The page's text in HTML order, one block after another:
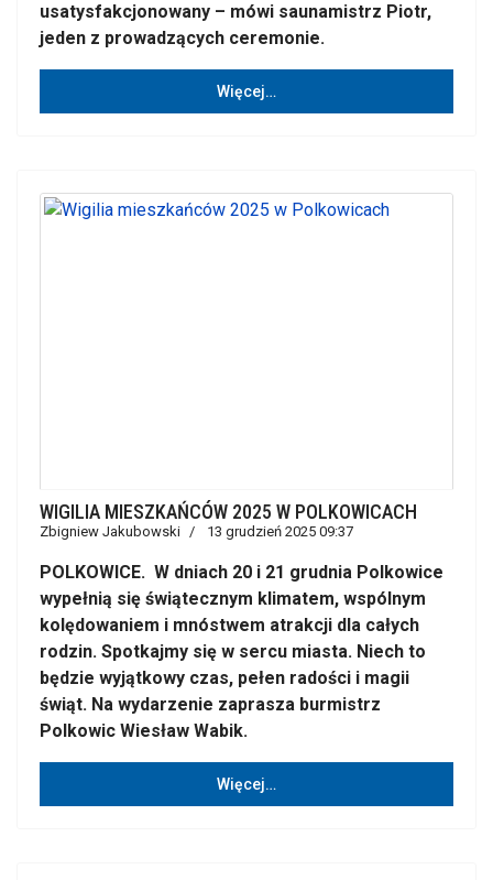
usatysfakcjonowany – mówi saunamistrz Piotr,
jeden z prowadzących ceremonie.
Więcej…
WIGILIA MIESZKAŃCÓW 2025 W POLKOWICACH
Zbigniew Jakubowski 13 grudzień 2025 09:37
POLKOWICE. W dniach 20 i 21 grudnia Polkowice
wypełnią się świątecznym klimatem, wspólnym
kolędowaniem i mnóstwem atrakcji dla całych
rodzin. Spotkajmy się w sercu miasta. Niech to
będzie wyjątkowy czas, pełen radości i magii
świąt. Na wydarzenie zaprasza burmistrz
Polkowic Wiesław Wabik.
Więcej…